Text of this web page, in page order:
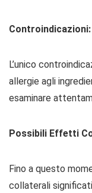
Controindicazioni:
L’unico
allergie agli
esaminare
Possibili Effetti
Fino a questo
collaterali